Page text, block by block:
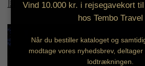
Vind 10.000 kr. i rejsegavekort
hos Tembo Travel
Når du bestiller kataloget og
modtage vores nyhedsbrev,
lodtrækningen.